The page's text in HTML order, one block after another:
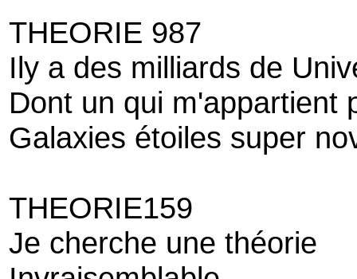
THEORIE 987
Ily a des milliards de
Dont un qui m'appartient
Galaxies étoiles super
THEORIE159
Je cherche une théorie